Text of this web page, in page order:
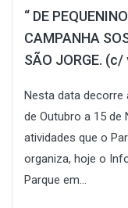
“ DE
CAMPANHA
SÃO JORGE.
Nesta data decorre
de Outubro a 15 de
atividades que o
organiza, hoje o
Parque em...